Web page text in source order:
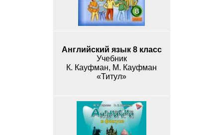
Английский язык 8 класс
Учебник
К. Кауфман, М. Кауфман
«Титул»